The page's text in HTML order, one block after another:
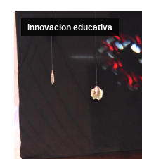
Innovacion educativa